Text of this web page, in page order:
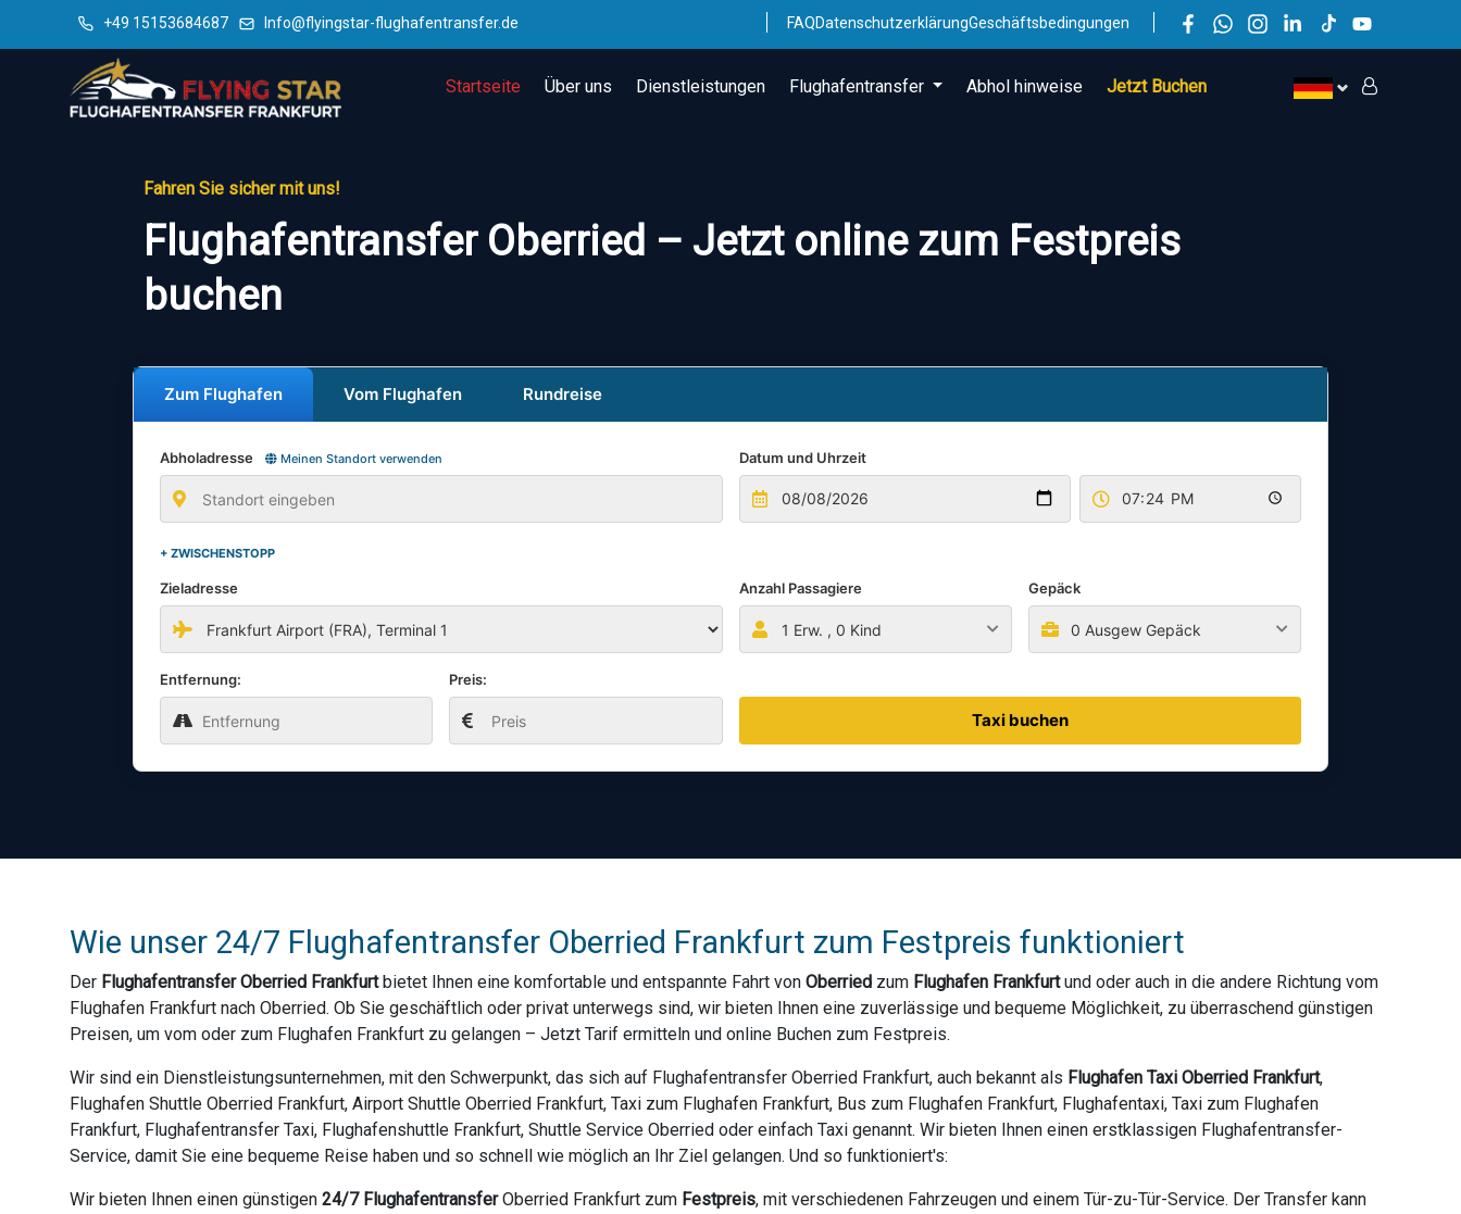
+49 15153684687 Info@flyingstar-flughafentransfer.de FAQDatenschutzerklärungGeschäftsbedingungen
Startseite Über uns Dienstleistungen Flughafentransfer Abhol hinweise Jetzt Buchen
Fahren Sie sicher mit uns!
Flughafentransfer Oberried – Jetzt online zum Festpreis
buchen
Zum Flughafen Vom Flughafen Rundreise
Abholadresse Meinen Standort verwenden
+ ZWISCHENSTOPP
Datum und Uhrzeit
Zieladresse Anzahl Passagiere
1 Erw. , 0 Kind
Gepäck
0 Ausgew Gepäck
Entfernung: Preis:
Taxi buchen
Wie unser 24/7 Flughafentransfer Oberried Frankfurt zum Festpreis funktioniert
Der Flughafentransfer Oberried Frankfurtbietet Ihnen eine komfortable und entspannte Fahrt von Oberried zum Flughafen Frankfurtund oder auch in die andere Richtung vom
Flughafen Frankfurt nach Oberried. Ob Sie geschäftlich oder privat unterwegs sind, wir bieten Ihnen eine zuverlässige und bequeme Möglichkeit, zu überraschend günstigen
Preisen, um vom oder zum Flughafen Frankfurt zu gelangen – Jetzt Tarif ermitteln und online Buchen zum Festpreis.
Wir sind ein Dienstleistungsunternehmen, mit den Schwerpunkt, das sich auf Flughafentransfer Oberried Frankfurt, auch bekannt als Flughafen Taxi Oberried Frankfurt,
Flughafen Shuttle Oberried Frankfurt, Airport Shuttle Oberried Frankfurt, Taxi zum Flughafen Frankfurt, Bus zum Flughafen Frankfurt, Flughafentaxi, Taxi zum Flughafen
Frankfurt, Flughafentransfer Taxi, Flughafenshuttle Frankfurt, Shuttle Service Oberried oder einfach Taxi genannt. Wir bieten Ihnen einen erstklassigen Flughafentransfer-
Service, damit Sie eine bequeme Reise haben und so schnell wie möglich an Ihr Ziel gelangen. Und so funktioniert's:
Wir bieten Ihnen einen günstigen 24/7 FlughafentransferOberried Frankfurt zum Festpreis, mit verschiedenen Fahrzeugen und einem Tür-zu-Tür-Service. Der Transfer kann